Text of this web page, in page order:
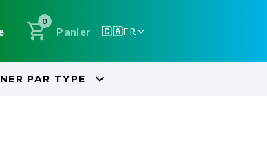
0
Panier 🇨🇦FR
PAR TYPE